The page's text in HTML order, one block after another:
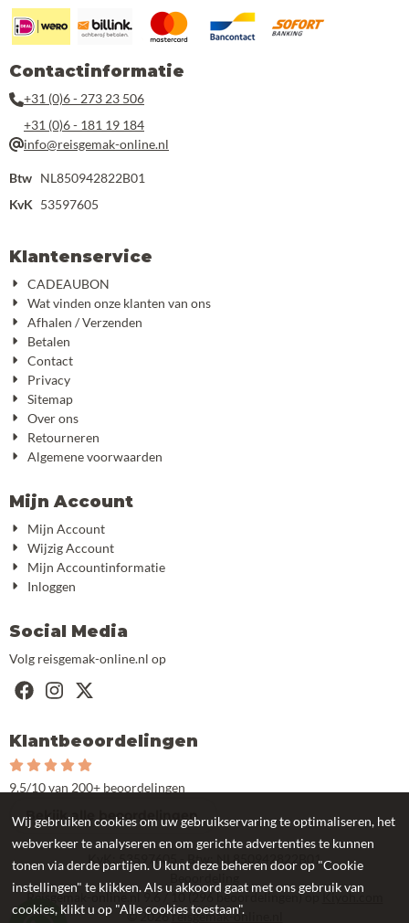
Contactinformatie
+31 (0)6 - 273 23 506
+31 (0)6 - 181 19 184
info@reisgemak-online.nl
Btw NL850942822B01
KvK 53597605
Klantenservice
CADEAUBON
Wat vinden onze klanten van ons
Afhalen / Verzenden
Betalen
Contact
Privacy
Sitemap
Over ons
Retourneren
Algemene voorwaarden
Mijn Account
Mijn Account
Wijzig Account
Mijn Accountinformatie
Inloggen
Social Media
Volg reisgemak-online.nl op
Klantbeoordelingen
9.5/10 van 200+ beoordelingen
Bekijk alle beoordelingen
KvK: 53597605 - Btw: NL850942822B01
Reisgemak-online.nl 9.6/10(296 beoordelingen) op Kiyoh.com
©2026reisgemak-online.nl
Wij gebruiken cookies om uw gebruikservaring te optimaliseren, het
webverkeer te analyseren en om gerichte advertenties te kunnen
tonen via derde partijen. U kunt deze beheren door op "Cookie
instellingen" te klikken. Als u akkoord gaat met ons gebruik van
cookies, klikt u op "Alle cookies toestaan".